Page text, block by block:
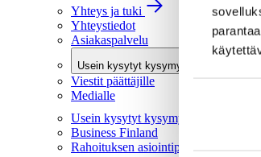
Yhteys ja tuki
Yhteystiedot
Asiakaspalvelu
Usein kysytyt kysymykset
Viestit päättäjille
Medialle
Usein kysytyt kysymykset
Business Finland
Rahoituksen asiointipalvelu